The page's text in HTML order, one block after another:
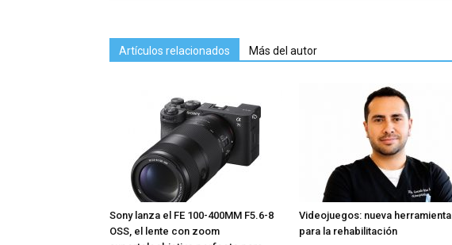
Artículos relacionados Más del autor
Sony lanza el FE 100-400MM F5.6-8
OSS, el lente con zoom
Videojuegos: nueva herramienta
para la rehabilitación